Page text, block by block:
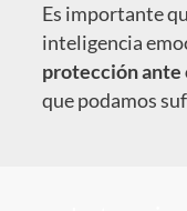
Es importante
inteligencia
protección ante
que podamos